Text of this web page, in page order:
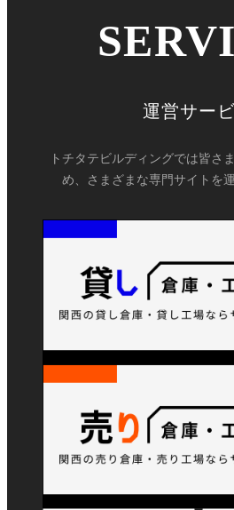
運営サー
トチタテビルディングでは皆さ
め、さまざまな専門サイトを